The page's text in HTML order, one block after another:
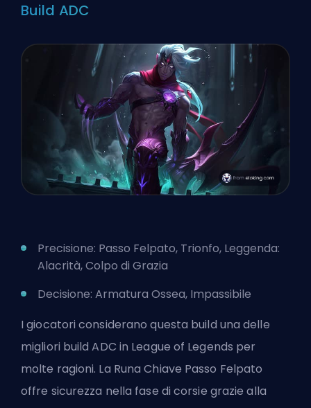
Build ADC
Precisione: Passo Felpato, Trionfo, Leggenda:
Alacrità, Colpo di Grazia
Decisione: Armatura Ossea, Impassibile
I giocatori considerano questa build una delle
migliori build ADC in League of Legends per
molte ragioni. La Runa Chiave Passo Felpato
offre sicurezza nella fase di corsie grazie alla